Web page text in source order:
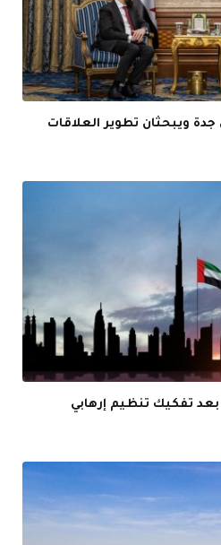
ويبحثان تطوير العلاقات
تفكيك تنظيم إرهابي